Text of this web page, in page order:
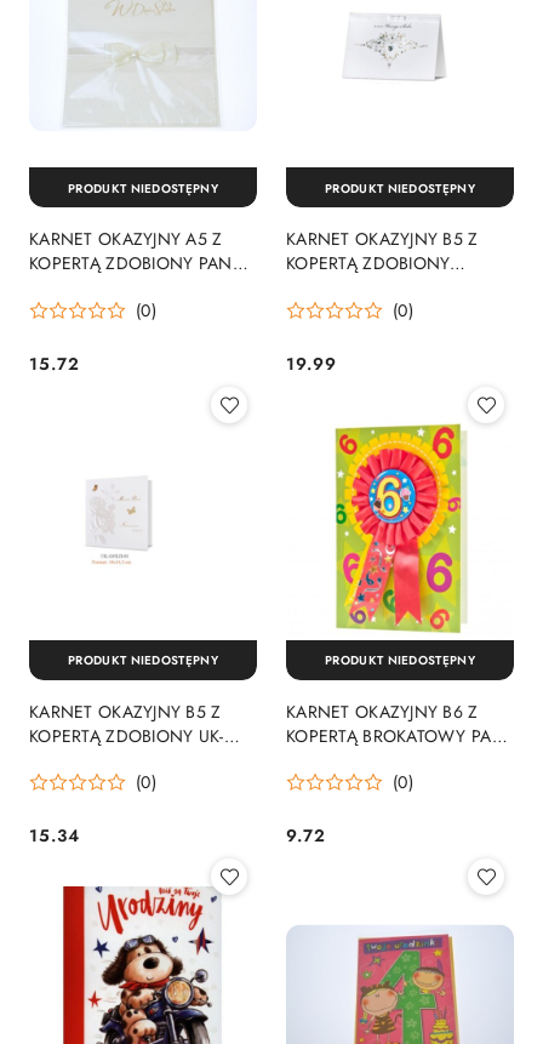
KARNET OKAZYJNY A5 Z
KOPERTĄ ZDOBIONY PAN
DRAGON - KARTKI
(0)
Cena:
15.72
PRODUKT NIEDOSTĘPNY
KARNET OKAZYJNY B5 Z
KOPERTĄ ZDOBIONY
939681 PAN DRAGON -
(0)
Cena:
19.99
PRODUKT NIEDOSTĘPNY
KARNET OKAZYJNY B5 Z
KOPERTĄ ZDOBIONY UK-
939698 PAN DRAGON -
(0)
Cena:
15.34
PRODUKT NIEDOSTĘPNY
KARNET OKAZYJNY B6 Z
KOPERTĄ BROKATOWY PAN
KARTKI
(0)
Cena:
9.72
PRODUKT NIEDOSTĘPNY